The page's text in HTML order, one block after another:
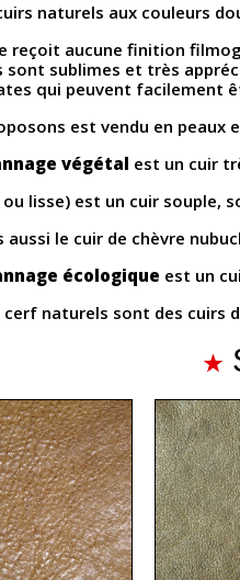
naturels aux couleurs
reçoit aucune finition
sont sublimes et très
qui peuvent facilement
est vendu en
végétal est un cuir
lisse) est un cuir souple,
aussi le cuir de chèvre
écologique est un
cerf naturels sont des